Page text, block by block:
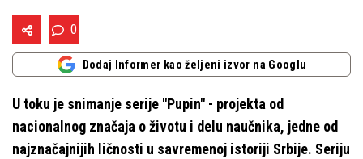
0
Dodaj Informer kao željeni izvor na Googlu
U toku je snimanje serije "Pupin" - projekta od
nacionalnog značaja o životu i delu naučnika, jedne od
najznačajnijih ličnosti u savremenoj istoriji Srbije. Seriju